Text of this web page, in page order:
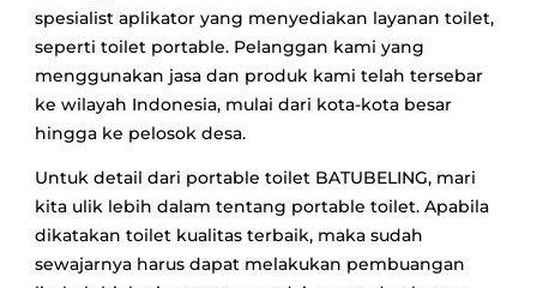
spesialist aplikator yang menyediakan layanan toilet,
seperti toilet portable. Pelanggan kami yang
menggunakan jasa dan produk kami telah tersebar
ke wilayah Indonesia, mulai dari kota-kota besar
hingga ke pelosok desa.
Untuk detail dari portable toilet BATUBELING, mari
kita ulik lebih dalam tentang portable toilet. Apabila
dikatakan toilet kualitas terbaik, maka sudah
sewajarnya harus dapat melakukan pembuangan